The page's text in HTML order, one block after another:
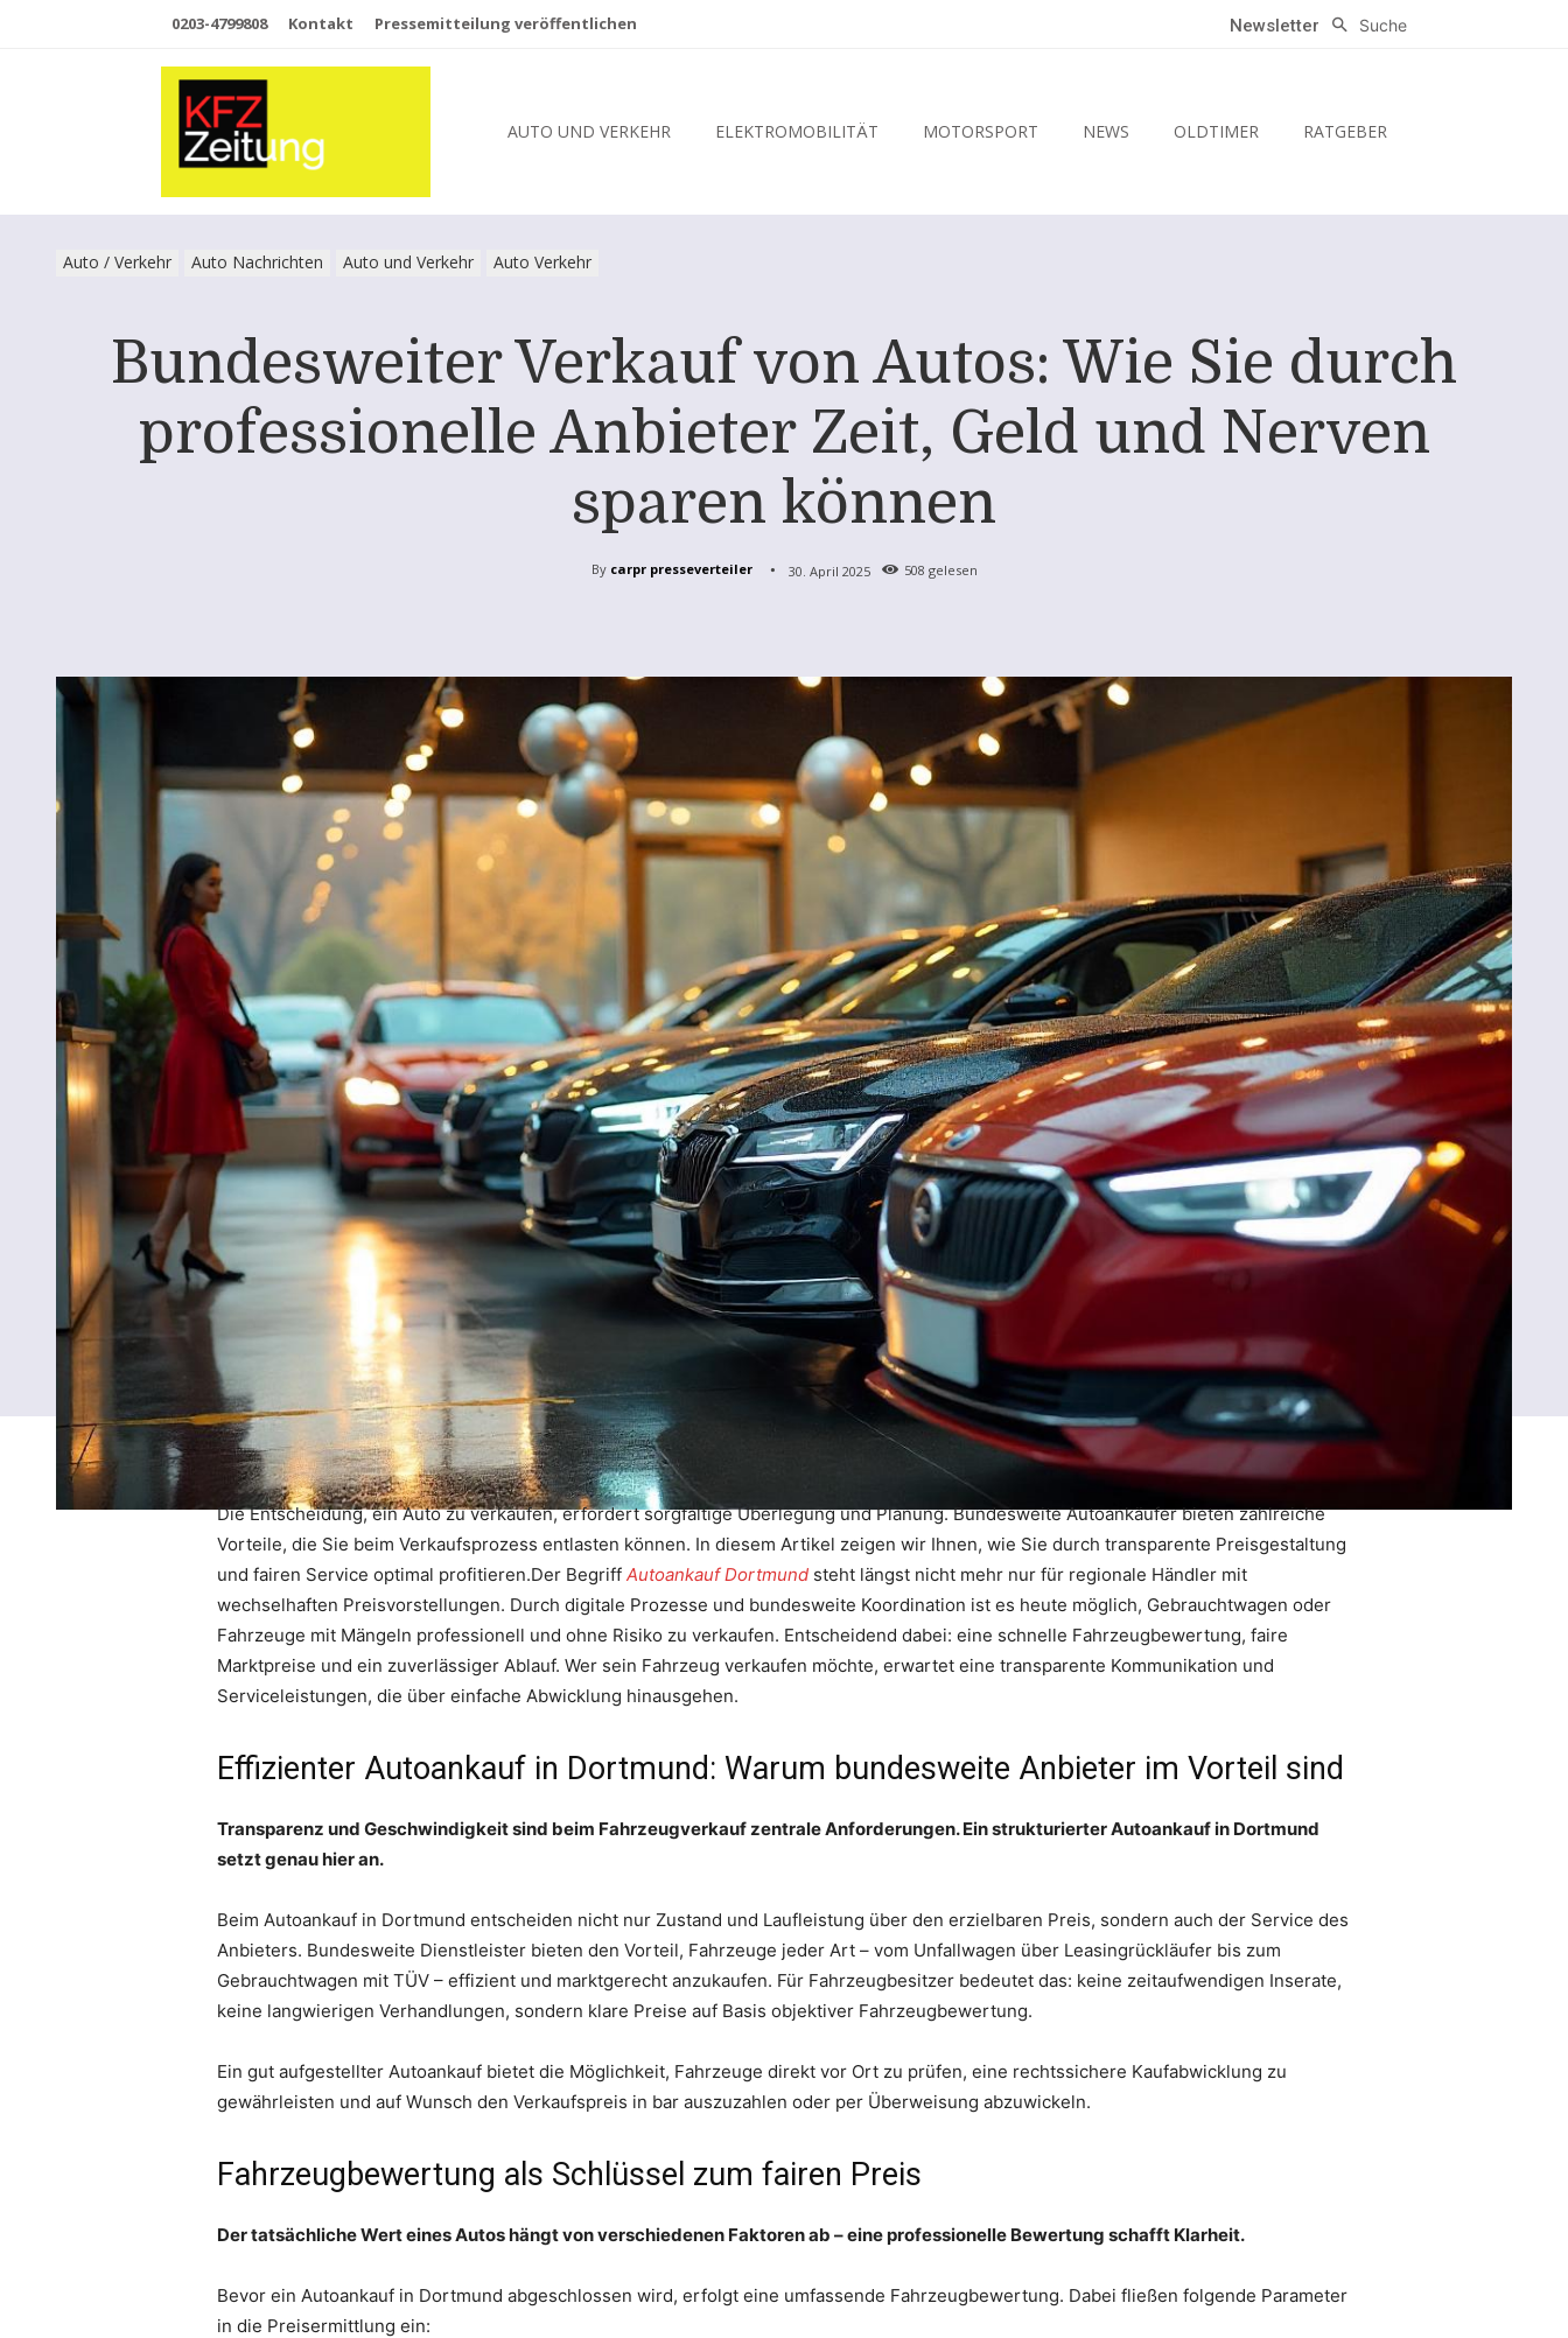
0203-4799808 Kontakt Pressemitteilung veröffentlichen Newsletter Suche
AUTO UND VERKEHR ELEKTROMOBILITÄT MOTORSPORT NEWS OLDTIMER RATGEBER
Auto / Verkehr Auto Nachrichten Auto und Verkehr Auto Verkehr
Bundesweiter Verkauf von Autos: Wie Sie durch
professionelle Anbieter Zeit, Geld und Nerven
sparen können
By carpr presseverteiler 30. April 2025 508 gelesen
Die Entscheidung, ein Auto zu verkaufen, erfordert sorgfältige Überlegung und Planung. Bundesweite Autoankäufer bieten zahlreiche
Vorteile, die Sie beim Verkaufsprozess entlasten können. In diesem Artikel zeigen wir Ihnen, wie Sie durch transparente Preisgestaltung
und fairen Service optimal profitieren.Der Begriff Autoankauf Dortmund steht längst nicht mehr nur für regionale Händler mit
wechselhaften Preisvorstellungen. Durch digitale Prozesse und bundesweite Koordination ist es heute möglich, Gebrauchtwagen oder
Fahrzeuge mit Mängeln professionell und ohne Risiko zu verkaufen. Entscheidend dabei: eine schnelle Fahrzeugbewertung, faire
Marktpreise und ein zuverlässiger Ablauf. Wer sein Fahrzeug verkaufen möchte, erwartet eine transparente Kommunikation und
Serviceleistungen, die über einfache Abwicklung hinausgehen.
Effizienter Autoankauf in Dortmund: Warum bundesweite Anbieter im Vorteil sind
Transparenz und Geschwindigkeit sind beim Fahrzeugverkauf zentrale Anforderungen. Ein strukturierter Autoankauf in Dortmund
setzt genau hier an.
Beim Autoankauf in Dortmund entscheiden nicht nur Zustand und Laufleistung über den erzielbaren Preis, sondern auch der Service des
Anbieters. Bundesweite Dienstleister bieten den Vorteil, Fahrzeuge jeder Art – vom Unfallwagen über Leasingrückläufer bis zum
Gebrauchtwagen mit TÜV – effizient und marktgerecht anzukaufen. Für Fahrzeugbesitzer bedeutet das: keine zeitaufwendigen Inserate,
keine langwierigen Verhandlungen, sondern klare Preise auf Basis objektiver Fahrzeugbewertung.
Ein gut aufgestellter Autoankauf bietet die Möglichkeit, Fahrzeuge direkt vor Ort zu prüfen, eine rechtssichere Kaufabwicklung zu
gewährleisten und auf Wunsch den Verkaufspreis in bar auszuzahlen oder per Überweisung abzuwickeln.
Fahrzeugbewertung als Schlüssel zum fairen Preis
Der tatsächliche Wert eines Autos hängt von verschiedenen Faktoren ab – eine professionelle Bewertung schafft Klarheit.
Bevor ein Autoankauf in Dortmund abgeschlossen wird, erfolgt eine umfassende Fahrzeugbewertung. Dabei fließen folgende Parameter
in die Preisermittlung ein: